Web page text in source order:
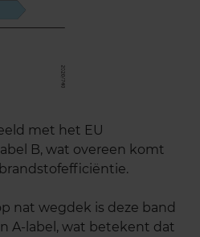
met het EU
B, wat overeen komt
nat wegdek is deze band
A-label, wat betekent dat